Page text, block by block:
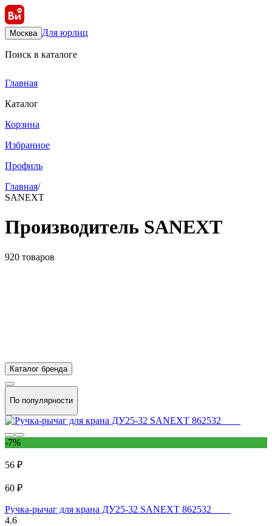
Москва Для юрлиц
Поиск в каталоге
Главная
Каталог
Корзина
Избранное
Профиль
Главная/
SANEXT
Производитель SANEXT
920 товаров
Каталог бренда
По популярности
-7%
56 ₽
60 ₽
Ручка-рычаг для крана ДУ25-32 SANEXT 862532
4.6